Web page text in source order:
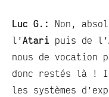
Luc G.: Non,
l’Atari puis de l’
nous de vocation
donc restés là !
les systèmes